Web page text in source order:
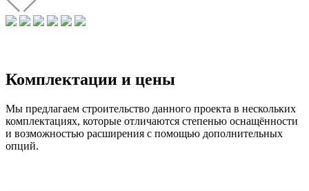
Комплектации и цены
Мы предлагаем строительство данного проекта в нескольких
комплектациях, которые отличаются степенью оснащённости
и возможностью расширения с помощью дополнительных
опций.